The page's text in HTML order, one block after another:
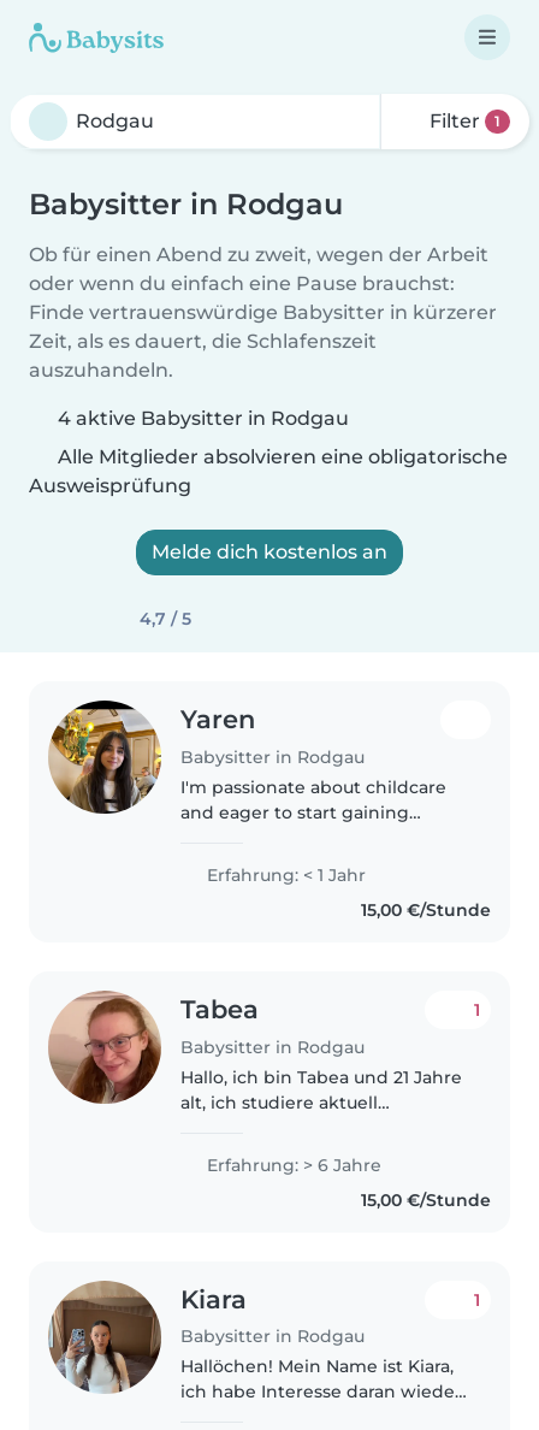
Filter 1
Babysitter in Rodgau
Ob für einen Abend zu zweit, wegen der Arbeit
oder wenn du einfach eine Pause brauchst:
Finde vertrauenswürdige Babysitter in kürzerer
Zeit, als es dauert, die Schlafenszeit
auszuhandeln.
4 aktive Babysitter in Rodgau
Alle Mitglieder absolvieren eine obligatorische
Ausweisprüfung
Melde dich kostenlos an
4,7 / 5
Yaren
Babysitter in Rodgau
I'm passionate about childcare
and eager to start gaining
teenagers. I speak English, and
Turkish fluently, and I am
learning B2 level of German. I
Erfahrung: < 1 Jahr
15,00 €/Stunde
Tabea
Babysitter in Rodgau
1
Hallo, ich bin Tabea und 21 Jahre
alt, ich studiere aktuell
in jedem Alter. Betreut habe ich
bereits Kinder von 0-12 Jahre alt...
Erfahrung: > 6 Jahre
15,00 €/Stunde
Kiara
Babysitter in Rodgau
1
Hallöchen! Mein Name ist Kiara,
ich habe Interesse daran wieder